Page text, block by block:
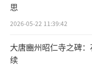
思
2026-05-22 11:39:42
大唐豳州昭仁寺之碑
续